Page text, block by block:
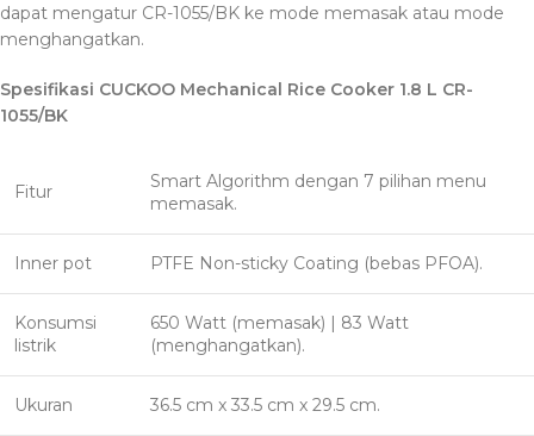
dapat mengatur CR-1055/BK ke mode memasak atau mode
menghangatkan.
Spesifikasi CUCKOO Mechanical Rice Cooker 1.8 L CR-
1055/BK
Fitur
Smart Algorithm dengan 7 pilihan menu
memasak.
Inner pot PTFE Non-sticky Coating (bebas PFOA).
Konsumsi
listrik
650 Watt (memasak) | 83 Watt
(menghangatkan).
Ukuran 36.5 cm x 33.5 cm x 29.5 cm.